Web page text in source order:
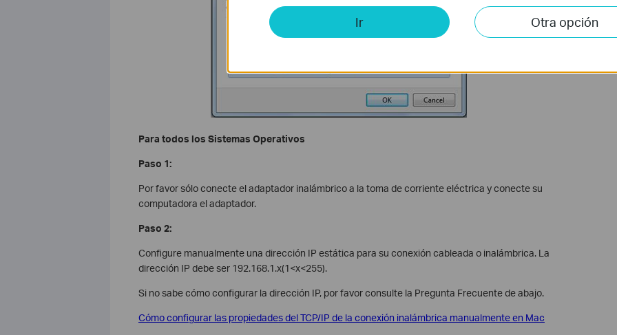
Para todos los Sistemas Operativos
Paso 1:
Por favor sólo conecte el adaptador inalámbrico a la toma de corriente eléctrica y conecte su
computadora el adaptador.
Paso 2:
Configure manualmente una dirección IP estática para su conexión cableada o inalámbrica. La
dirección IP debe ser 192.168.1.x(1<x<255).
Si no sabe cómo configurar la dirección IP, por favor consulte la Pregunta Frecuente de abajo.
Cómo configurar las propiedades del TCP/IP de la conexión inalámbrica manualmente en Mac
Ir Otra opción